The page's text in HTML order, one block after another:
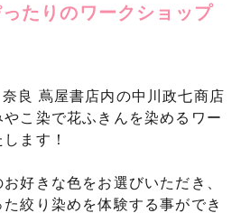
たりのワークショップ
良 蔦屋書店内の中川政七商店
こ染で花ふきんを染めるワー
ます！
好きな色をお選びいただき、
絞り染めを体験する事ができ